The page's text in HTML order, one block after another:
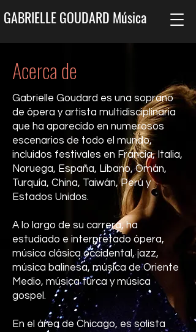
GABRIELLE GOUDARD Música
Acerca de
Gabrielle Goudard es una soprano
de ópera y artista multidisciplinaria
que ha aparecido en numerosos
escenarios de todo el mundo,
incluidos festivales en Francia, Italia,
Noruega, España, Líbano, Omán,
Turquía, China, Taiwán, Perú y
Estados Unidos.
A lo largo de su carrera, ha
estudiado e interpretado ópera,
música clásica occidental, jazz,
música balinesa, música de Oriente
Medio, música turca y música
gospel.
En el área de Chicago, es solista